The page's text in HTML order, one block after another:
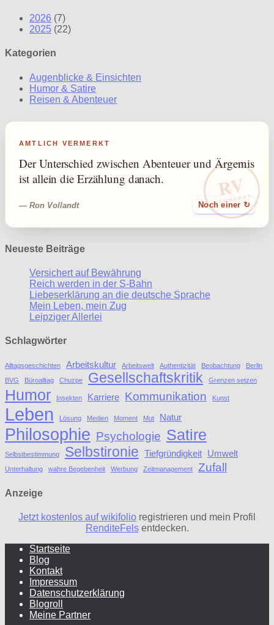
2026 (7)
2025 (22)
Kategorien
Augenblicke & Einsichten
Humor & Satire
Reisen & Abenteuer
RV
VERMERKT
AMTLICH VERMERKT
Der Unterschied zwischen Abenteuer und Ärgernis
ist allein die Erzählung danach.
— Ron Vollandt Noch einer ↻
Neueste Beiträge
Versichert auf Bewährung
Reich werden in der S-Bahn
Liebeserklärung an die deutsche Sprache
Mein Leben, mein Zug
Leipziger Allerlei
Schlagwörter
Alltagsgeschichten Arbeitskultur Arbeitswelt Authentizität Beobachtung
Berlin
BVG
Büroalltag Chuzpe Gesellschaftskritik Grenzen setzen
Humor Insekten Karriere Kommunikation Kunst
Leben Lösung Medien Moment Mut Natur
Philosophie Psychologie Satire
Selbstbestimmung Selbstironie Tiefgründigkeit Umwelt
Unterhaltung wahre Begebenheit Werbung Zeitmanagement Zufall
Anzeige
Jetzt kostenlos auf wikifolio registrieren und mein Profil
RenditeFelsentdecken.
Startseite
Blog
Kontakt
Impressum
Datenschutzerklärung
Blogroll
Meine Partner